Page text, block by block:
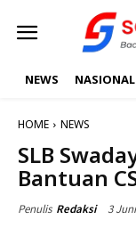
NEWS NASIONAL
HOME NEWS
SLB
Bantuan
Penulis Redaksi 3